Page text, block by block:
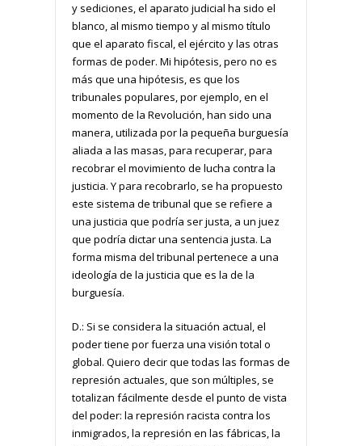
y sediciones, el aparato judicial ha sido el
blanco, al mismo tiempo y al mismo título
que el aparato fiscal, el ejército y las otras
formas de poder. Mi hipótesis, pero no es
más que una hipótesis, es que los
tribunales populares, por ejemplo, en el
momento de la Revolución, han sido una
manera, utilizada por la pequeña burguesía
aliada a las masas, para recuperar, para
recobrar el movimiento de lucha contra la
justicia. Y para recobrarlo, se ha propuesto
este sistema de tribunal que se refiere a
una justicia que podría ser justa, a un juez
que podría dictar una sentencia justa. La
forma misma del tribunal pertenece a una
ideología de la justicia que es la de la
burguesía.
D.: Si se considera la situación actual, el
poder tiene por fuerza una visión total o
global. Quiero decir que todas las formas de
represión actuales, que son múltiples, se
totalizan fácilmente desde el punto de vista
del poder: la represión racista contra los
inmigrados, la represión en las fábricas, la